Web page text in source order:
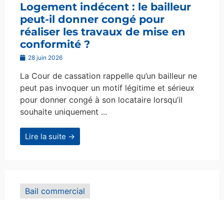
Logement indécent : le bailleur
peut-il donner congé pour
réaliser les travaux de mise en
conformité ?
28 juin 2026
La Cour de cassation rappelle qu’un bailleur ne
peut pas invoquer un motif légitime et sérieux
pour donner congé à son locataire lorsqu’il
souhaite uniquement ...
Lire la suite →
Bail commercial